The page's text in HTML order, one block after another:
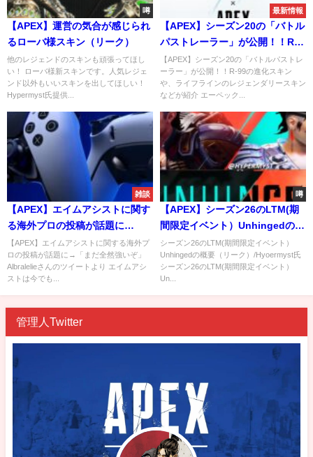
噂
【APEX】運営の気合が感じられ
るローバ様スキン（リーク）
他のレジェンドのスキンも頑張ってほし
い！ ローバ様新スキンです。人気レジェ
ンド以外もいいスキンを出してほしい！
Hypermyst氏提供...
最新情報
【APEX】シーズン20の「バトル
パストレーラー」が公開！！R-
99の進化スキンや、ライフライ
ンのレジェンダリースキンなど
が紹介
【APEX】シーズン20の「バトルパストレ
ーラー」が公開！！R-99の進化スキン
や、ライフラインのレジェンダリースキン
などが紹介 エーペック...
雑談
【APEX】エイムアシストに関す
る海外プロの投稿が話題に
→「まだ全然強いぞ」
【APEX】エイムアシストに関する海外プ
ロの投稿が話題に→「まだ全然強いぞ」
Albralelieさんのツイートより エイムアシ
ストは今でも...
噂
【APEX】シーズン26のLTM(期
間限定イベント）Unhingedの概
要（リーク）
シーズン26のLTM(期間限定イベント）
Unhingedの概要（リーク）/Hyoermyst氏
シーズン26のLTM(期間限定イベント）
Un...
管理人Twitter